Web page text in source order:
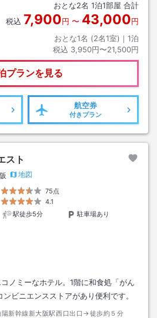
おとな2名 1泊1部屋 合計
税込 7,900円 〜 43,000円
おとな1名 (2名1室)｜ 1泊
税込 3,950円〜21,500円
プランを見る
航空券
付きプラン
スト
地図
75点
4.1
駅徒歩5分
駐車場あり
ノミーなホテル。1階に和食処「がん
ビニエンスストアがあり便利です。
陽新幹線新大阪駅西口出口→徒歩約５分